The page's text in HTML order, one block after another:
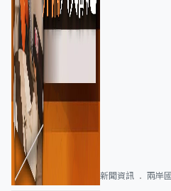
新聞資訊 兩岸